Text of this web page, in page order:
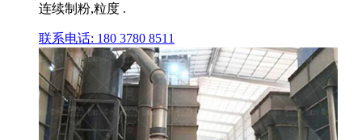
连续制粉,粒度 .
联系电话: 180 3780 8511